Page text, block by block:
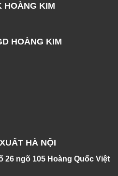
HOÀNG KIM
HOÀNG KIM
HÀ NỘI
26 ngõ 105 Hoàng Quốc Việt